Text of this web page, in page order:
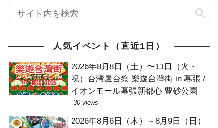
人気イベント（直近1日）
2026年8月8日（土）〜11日（火・
祝）台湾屋台祭 樂遊台灣街 in 幕張 /
イオンモール幕張新都心 豊砂公園
30 views
2026年8月6日（木）～8月9日（日）